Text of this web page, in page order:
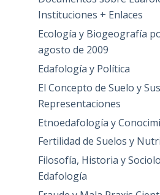
Instituciones + Enlaces
Ecología y Biogeografía
agosto de 2009
Edafología y Política
El Concepto de Suelo y Sus
Representaciones
Etnoedafología y
Fertilidad de Suelos y
Filosofía, Historia y
Edafología